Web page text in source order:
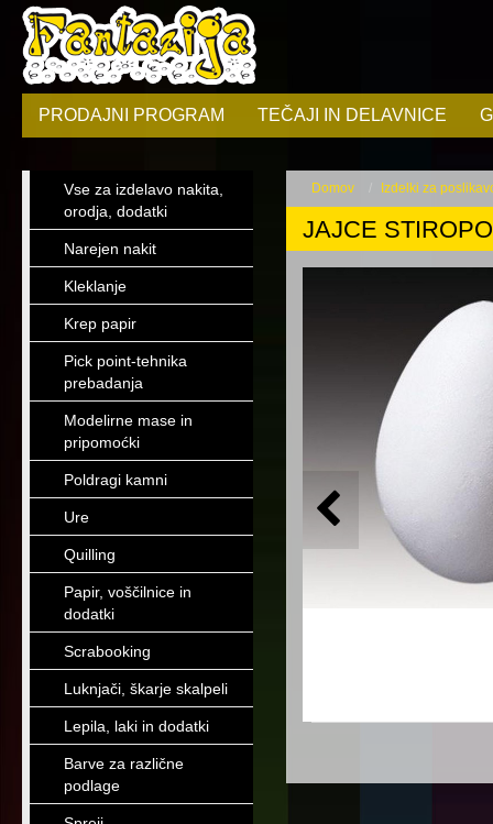
PRODAJNI PROGRAM TEČAJI IN DELAVNICE
Vse za izdelavo nakita,
orodja, dodatki
Narejen nakit
Kleklanje
Krep papir
Pick point-tehnika
prebadanja
Modelirne mase in
pripomoćki
Poldragi kamni
Ure
Quilling
Papir, voščilnice in
dodatki
Scrabooking
Luknjači, škarje skalpeli
Lepila, laki in dodatki
Barve za različne
podlage
Domov Izdelki za
JAJCE